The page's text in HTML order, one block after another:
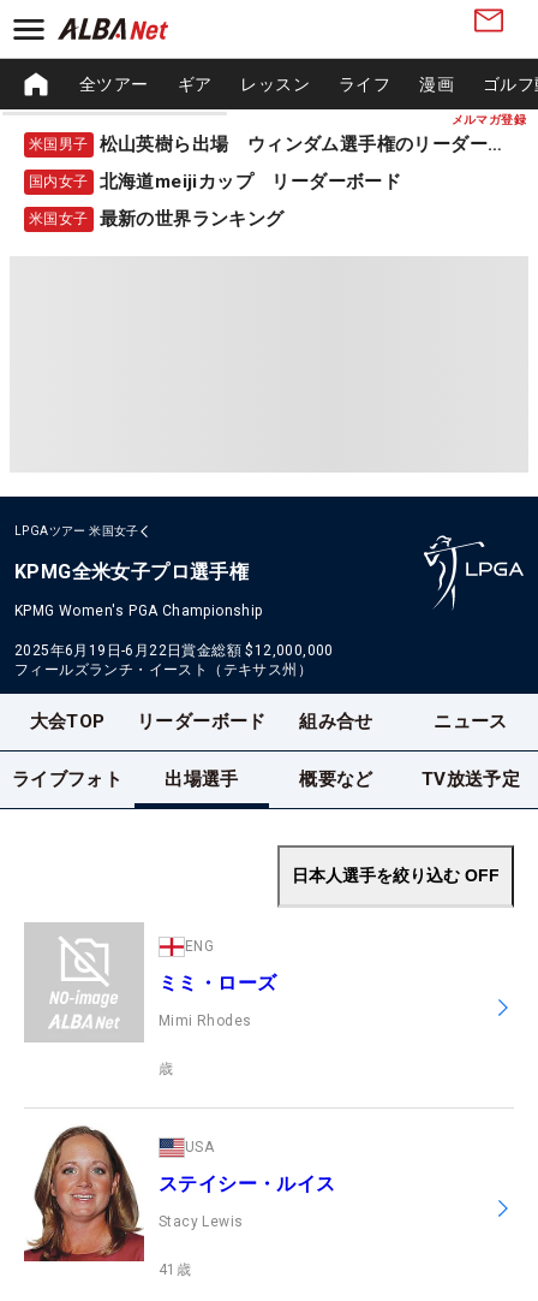
メルマガ登録
全ツアー ギア レッスン ライフ 漫画 ゴル
米国男子 松山英樹ら出場 ウィンダム選手権のリーダーボード
国内女子 北海道meijiカップ リーダーボード
米国女子 最新の世界ランキング
LPGAツアー 米国女子
KPMG全米女子プロ選手権
KPMG Women's PGA Championship
2025年6月19日-6月22日賞金総額 $12,000,000
フィールズランチ・イースト（テキサス州）
大会TOP リーダーボード 組み合せ ニュース
ライブフォト 出場選手 概要など TV放送予定
日本人選手を絞り込む OFF
ENG
ミミ・ローズ
Mimi Rhodes
歳
USA
ステイシー・ルイス
Stacy Lewis
41 歳